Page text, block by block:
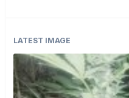
LATEST IMAGE